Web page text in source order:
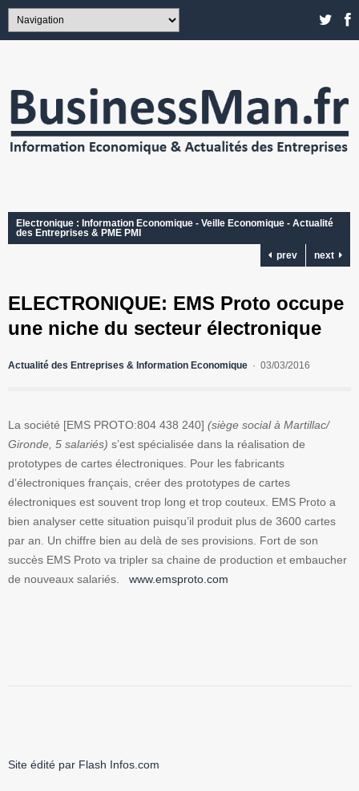
Electronique : Information Economique - Veille Economique - Actualité
des Entreprises & PME PMI
prev
next
ELECTRONIQUE: EMS Proto occupe
une niche du secteur électronique
Actualité des Entreprises & Information Economique 03/03/2016
La société [EMS PROTO:804 438 240] (siège social à Martillac/
Gironde, 5 salariés) s’est spécialisée dans la réalisation de
prototypes de cartes électroniques. Pour les fabricants
d’électroniques français, créer des prototypes de cartes
électroniques est souvent trop long et trop couteux. EMS Proto a
bien analyser cette situation puisqu’il produit plus de 3600 cartes
par an. Un chiffre bien au delà de ses provisions. Fort de son
succès EMS Proto va tripler sa chaine de production et embaucher
de nouveaux salariés. www.emsproto.com
Site édité par Flash Infos.com